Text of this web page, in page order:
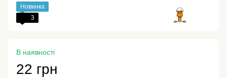
Новинка
3
В наявності
22 грн